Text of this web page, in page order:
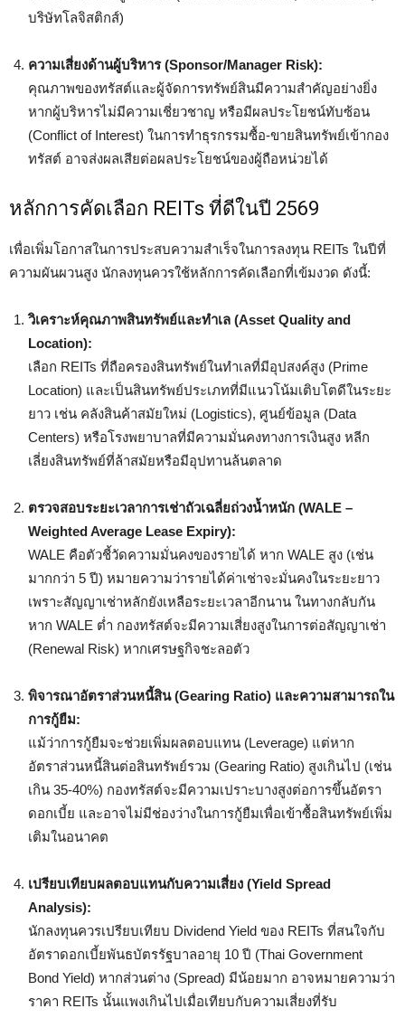
บริษัทโลจิสติกส์)
ความเสี่ยงด้านผู้บริหาร (Sponsor/Manager Risk):
คุณภาพของทรัสต์และผู้จัดการทรัพย์สินมีความสำคัญอย่างยิ่ง
หากผู้บริหารไม่มีความเชี่ยวชาญ หรือมีผลประโยชน์ทับซ้อน
(Conflict of Interest) ในการทำธุรกรรมซื้อ-ขายสินทรัพย์เข้ากอง
ทรัสต์ อาจส่งผลเสียต่อผลประโยชน์ของผู้ถือหน่วยได้
หลักการคัดเลือก REITs ที่ดีในปี 2569
เพื่อเพิ่มโอกาสในการประสบความสำเร็จในการลงทุน REITs ในปีที่
ความผันผวนสูง นักลงทุนควรใช้หลักการคัดเลือกที่เข้มงวด ดังนี้:
วิเคราะห์คุณภาพสินทรัพย์และทำเล (Asset Quality and
Location):
เลือก REITs ที่ถือครองสินทรัพย์ในทำเลที่มีอุปสงค์สูง (Prime
Location) และเป็นสินทรัพย์ประเภทที่มีแนวโน้มเติบโตดีในระยะ
ยาว เช่น คลังสินค้าสมัยใหม่ (Logistics), ศูนย์ข้อมูล (Data
Centers) หรือโรงพยาบาลที่มีความมั่นคงทางการเงินสูง หลีก
เลี่ยงสินทรัพย์ที่ล้าสมัยหรือมีอุปทานล้นตลาด
ตรวจสอบระยะเวลาการเช่าถัวเฉลี่ยถ่วงน้ำหนัก (WALE –
Weighted Average Lease Expiry):
WALE คือตัวชี้วัดความมั่นคงของรายได้ หาก WALE สูง (เช่น
มากกว่า 5 ปี) หมายความว่ารายได้ค่าเช่าจะมั่นคงในระยะยาว
เพราะสัญญาเช่าหลักยังเหลือระยะเวลาอีกนาน ในทางกลับกัน
หาก WALE ต่ำ กองทรัสต์จะมีความเสี่ยงสูงในการต่อสัญญาเช่า
(Renewal Risk) หากเศรษฐกิจชะลอตัว
พิจารณาอัตราส่วนหนี้สิน (Gearing Ratio) และความสามารถใน
การกู้ยืม:
แม้ว่าการกู้ยืมจะช่วยเพิ่มผลตอบแทน (Leverage) แต่หาก
อัตราส่วนหนี้สินต่อสินทรัพย์รวม (Gearing Ratio) สูงเกินไป (เช่น
เกิน 35-40%) กองทรัสต์จะมีความเปราะบางสูงต่อการขึ้นอัตรา
ดอกเบี้ย และอาจไม่มีช่องว่างในการกู้ยืมเพื่อเข้าซื้อสินทรัพย์เพิ่ม
เติมในอนาคต
เปรียบเทียบผลตอบแทนกับความเสี่ยง (Yield Spread
Analysis):
นักลงทุนควรเปรียบเทียบ Dividend Yield ของ REITs ที่สนใจกับ
อัตราดอกเบี้ยพันธบัตรรัฐบาลอายุ 10 ปี (Thai Government
Bond Yield) หากส่วนต่าง (Spread) มีน้อยมาก อาจหมายความว่า
ราคา REITs นั้นแพงเกินไปเมื่อเทียบกับความเสี่ยงที่รับ